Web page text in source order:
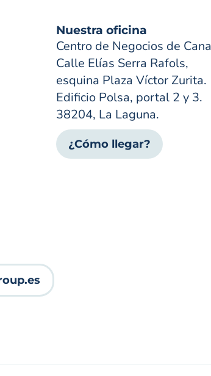
Nuestra oficina
Centro de Negocios de
Calle Elías Serra Rafols,
esquina Plaza Víctor Zurita.
Edificio Polsa, portal 2 y 3.
38204, La Laguna.
¿Cómo llegar?